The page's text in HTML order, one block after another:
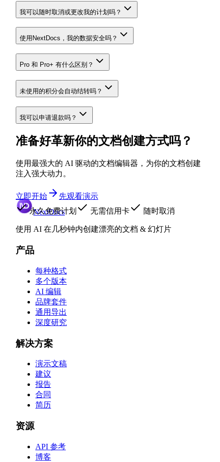
我可以随时取消或更改我的计划吗？
使用NextDocs，我的数据安全吗？
Pro 和 Pro+ 有什么区别？
未使用的积分会自动结转吗？
我可以申请退款吗？
准备好革新你的文档创建方式吗？
使用最强大的 AI 驱动的文档编辑器，为你的文档创建
注入强大动力。
立即开始
先观看演示
永久免费计划
无需信用卡 随时取消
NextDocs
使用 AI 在几秒钟内创建漂亮的文档 & 幻灯片
产品
每种格式
多个版本
AI 编辑
品牌套件
通用导出
深度研究
解决方案
演示文稿
建议
报告
合同
简历
资源
API 参考
博客